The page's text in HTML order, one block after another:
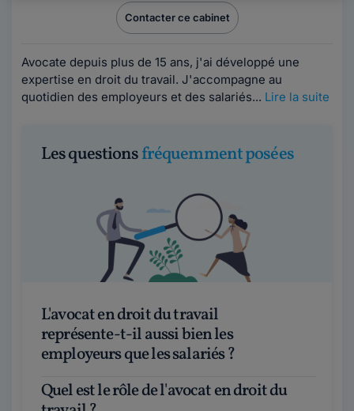
Contacter ce cabinet
Avocate depuis plus de 15 ans, j'ai développé une
expertise en droit du travail. J'accompagne au
quotidien des employeurs et des salariés... Lire la suite
Les questionsfréquemment posées
L'avocat en droit du travail
représente-t-il aussi bien les
employeurs que les salariés ?
Quel est le rôle de l'avocat en droit du